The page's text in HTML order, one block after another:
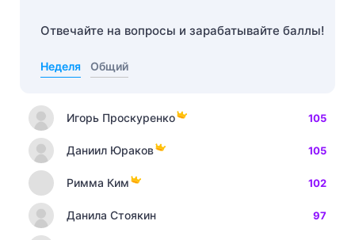
Отвечайте на вопросы и зарабатывайте баллы!
Неделя Общий
Игорь Проскуренко 105
Даниил Юраков 105
Римма Ким 102
Данила Стоякин 97